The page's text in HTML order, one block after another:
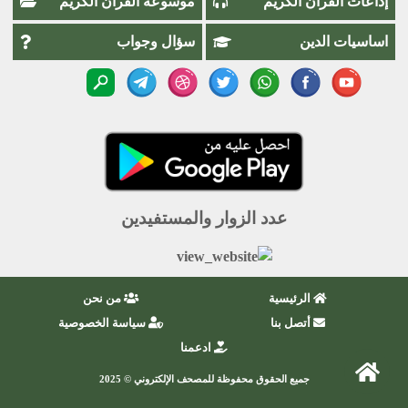
اساسيات الدين سؤال وجواب
عدد الزوار والمستفيدين
الرئيسية
من نحن
أتصل بنا
سياسة الخصوصية
ادعمنا
جميع الحقوق محفوظة للمصحف الإلكتروني © 2025